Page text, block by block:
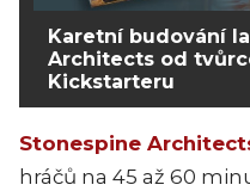
Karetní budování
Architects od
Kickstarteru
Stonespine
hráčů na 45 až 60